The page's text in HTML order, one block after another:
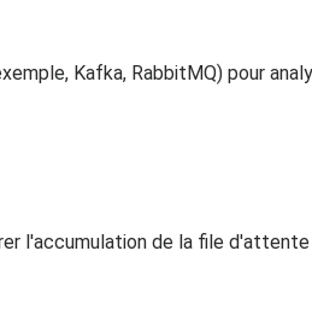
Kafka, RabbitMQ) pour
l'accumulation de la file